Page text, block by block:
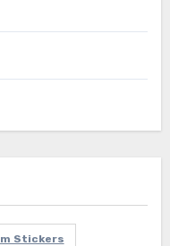
Stickers